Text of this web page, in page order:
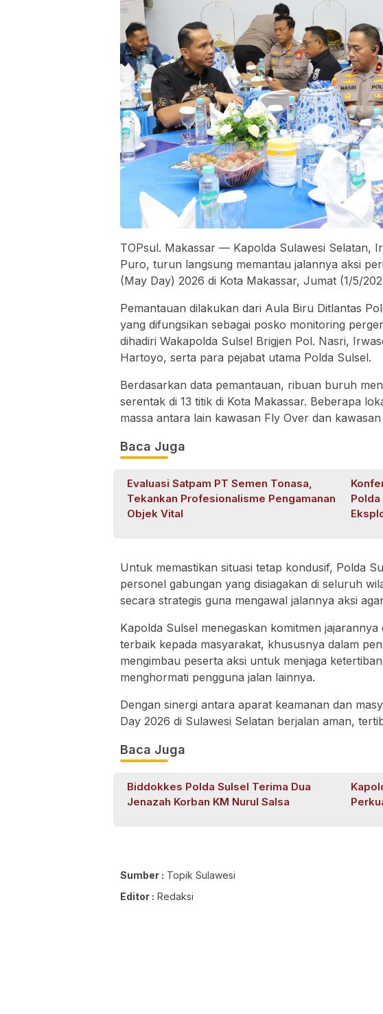
TOPsul. Makassar — Kapolda Sulawesi Selatan,
Puro, turun langsung memantau jalannya aksi
(May Day) 2026 di Kota Makassar, Jumat (1/5/
Pemantauan dilakukan dari Aula Biru Ditlantas
yang difungsikan sebagai posko monitoring
dihadiri Wakapolda Sulsel Brigjen Pol. Nasri,
Hartoyo, serta para pejabat utama Polda Sulsel.
Berdasarkan data pemantauan, ribuan buruh
serentak di 13 titik di Kota Makassar. Beberapa
massa antara lain kawasan Fly Over dan
Baca Juga
Evaluasi Satpam PT Semen Tonasa,
Tekankan Profesionalisme Pengamanan
Objek Vital
Polda
Untuk memastikan situasi tetap kondusif, Polda
personel gabungan yang disiagakan di seluruh
secara strategis guna mengawal jalannya aksi
Kapolda Sulsel menegaskan komitmen
terbaik kepada masyarakat, khususnya dalam
mengimbau peserta aksi untuk menjaga
menghormati pengguna jalan lainnya.
Dengan sinergi antara aparat keamanan dan
Day 2026 di Sulawesi Selatan berjalan aman,
Baca Juga
Biddokkes Polda Sulsel Terima Dua
Jenazah Korban KM Nurul Salsa
Sumber : Topik Sulawesi
Editor : Redaksi